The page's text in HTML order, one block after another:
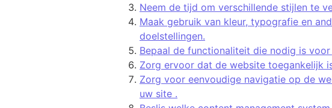
Neem de tijd om verschillende stijlen te
Maak gebruik van kleur, typografie en
doelstellingen.
Bepaal de functionaliteit die nodig is
Zorg ervoor dat de website toegankelijk
Zorg voor eenvoudige navigatie op de
uw site .